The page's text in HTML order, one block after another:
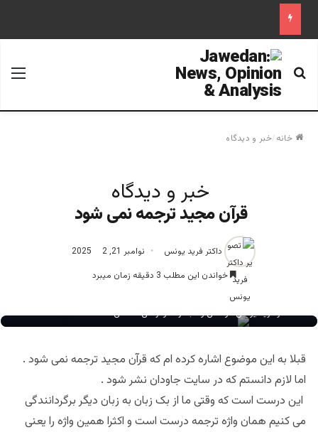
جستجو برای
خانه/خبر و دیدگاه
خبر و دیدگاه
قرآن مجید ترجمه نمی شود ‎
داکتر فرید یونس نوامبر 21, 2025
2
خواندن این مطلب 3 دقیقه زمان میبرد
دکتر فرید یونس موسس و مبتکر دموکراسی اسلامی
قبلا به این موضوع اشاره کرده ام که قرآن مجید ترجمه نمی شود .
اما لازم دانستم که در سایت جاودان نشر شود .
این درست است که وقتی ما از بک زبان به زبان دیگر برگردانندگی
می کنیم همان واژه ترجمه درست است و اکثرا همین واژه را یعنی